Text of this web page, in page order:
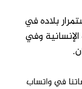
بلاده في
وفي